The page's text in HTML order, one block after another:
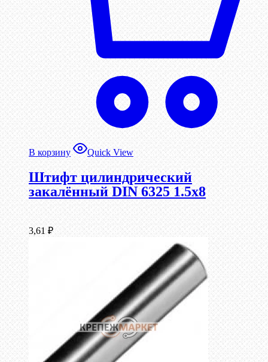
В корзину Quick View
Штифт цилиндрический
закалённый DIN 6325 1.5х8
3,61 ₽